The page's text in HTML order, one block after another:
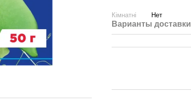
Кімнатні Нет
Варианты доставки